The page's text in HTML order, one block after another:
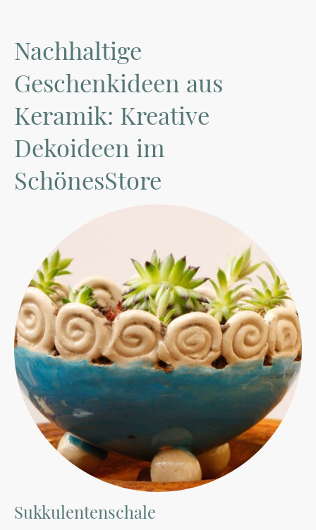
Nachhaltige
Geschenkideen aus
Keramik: Kreative
Dekoideen im
SchönesStore
Sukkulentenschale